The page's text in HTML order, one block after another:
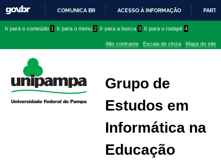
PARA
CONTEÚDO
COMUNICA BR ACESSO À INFORMAÇÃO
conteúdo
menu
superior
menu
Ir para o conteúdo 1 Ir para o menu 2 Ir para a busca 3 Ir para o rodapé 4
Alto contraste Escala de cinza Mapa do site
Grupo de
Estudos em
Informática na
Educação